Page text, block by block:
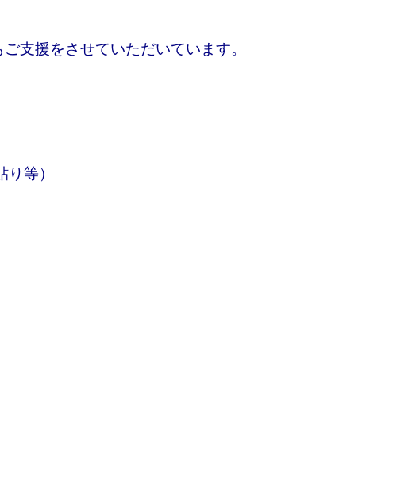
支援をさせていただいています。
等）